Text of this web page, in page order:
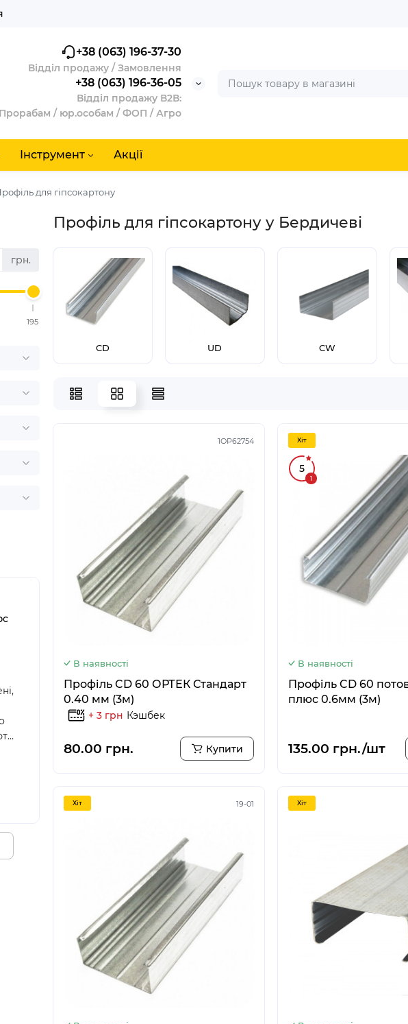
+38 (063) 196-37-30
Відділ продажу / Замовлення
+38 (063) 196-36-05
Відділ продажу В2В:
Прорабам / юр.особам / ФОП / Агро
Інструмент Акції
для гіпсокартону
грн.
195
Профіль для гіпсокартону у Бердичеві
CD UD CW
1ОР62754
В наявності
Профіль CD 60 ОРТЕК Стандарт
0.40 мм (3м)
+ 3 грн Кэшбек
80.00 грн. Купити
Хiт
5
1
В наявності
Профіль CD 60
плюс 0.6мм (3м)
135.00 грн./шт
19-01
Хiт Хiт